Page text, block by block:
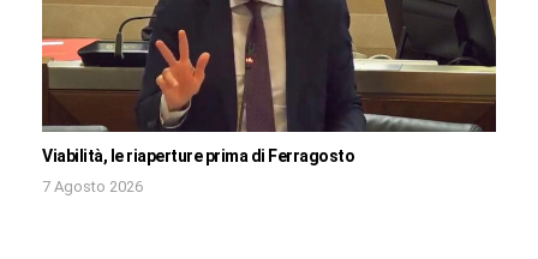
Viabilità, le riaperture prima di Ferragosto
7 Agosto 2026